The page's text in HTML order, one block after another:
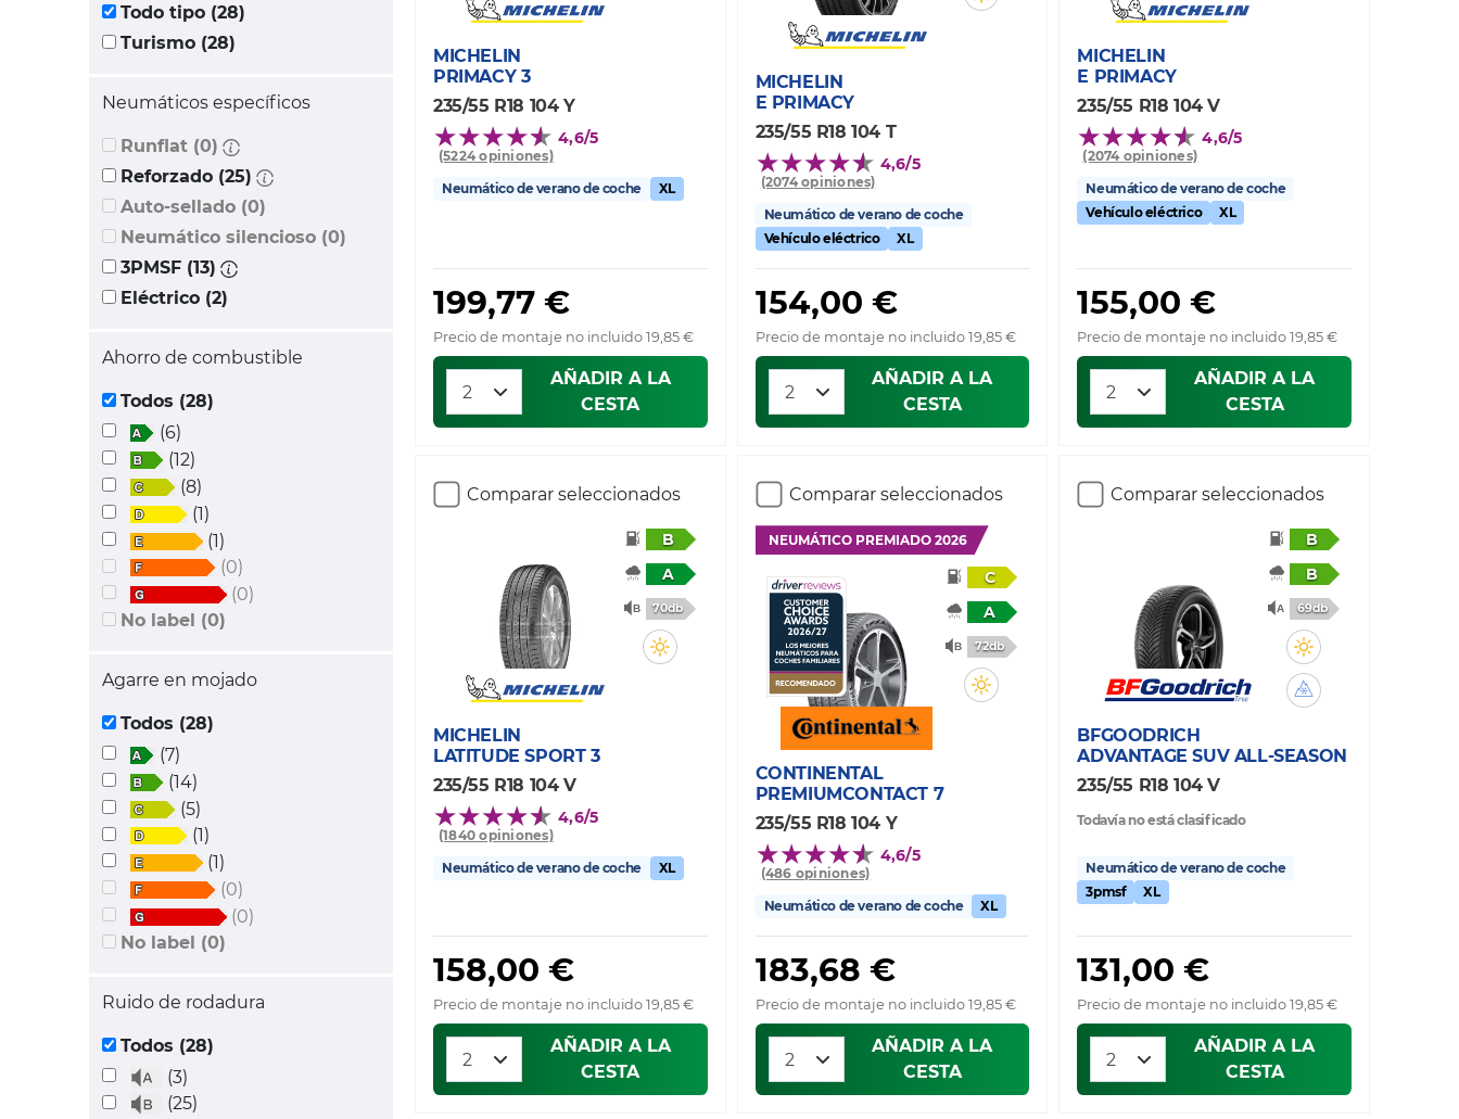
Todo tipo (28)
Turismo (28)
Neumáticos específicos
Runflat (0)
Reforzado (25)
Auto-sellado (0)
Neumático silencioso (0)
3PMSF (13)
Eléctrico (2)
Ahorro de combustible
Todos (28)
(6)
(12)
(8)
(1)
(1)
(0)
(0)
No label (0)
Agarre en mojado
Todos (28)
(7)
(14)
(5)
(1)
(1)
(0)
(0)
No label (0)
Ruido de rodadura
Todos (28)
(3)
(25)
MICHELIN
PRIMACY 3
235/55 R18 104 Y
4,6/5
(5224 opiniones)
Neumático de verano de coche
XL
199,77 €
Precio de montaje no incluido 19,85 €
AÑADIR A LA
CESTA
MICHELIN
E PRIMACY
235/55 R18 104 T
4,6/5
(2074 opiniones)
Neumático de verano de coche
Vehículo eléctrico
XL
154,00 €
Precio de montaje no incluido 19,85 €
AÑADIR A LA
CESTA
MICHELIN
E PRIMACY
235/55 R18 104 V
4,6/5
(2074 opiniones)
Neumático de verano de coche
Vehículo eléctrico
XL
155,00 €
Precio de montaje no incluido 19,85 €
AÑADIR A LA
CESTA
Comparar seleccionados
B
A
70db
MICHELIN
LATITUDE SPORT 3
235/55 R18 104 V
4,6/5
(1840 opiniones)
Neumático de verano de coche
XL
158,00 €
Precio de montaje no incluido 19,85 €
AÑADIR A LA
CESTA
Comparar seleccionados
NEUMÁTICO PREMIADO 2026
C
A
72db
CONTINENTAL
PREMIUMCONTACT 7
235/55 R18 104 Y
4,6/5
(486 opiniones)
Neumático de verano de coche
XL
183,68 €
Precio de montaje no incluido 19,85 €
AÑADIR A LA
CESTA
Comparar seleccionados
B
B
69db
BFGOODRICH
ADVANTAGE SUV ALL-SEASON
235/55 R18 104 V
Todavía no está clasificado
Neumático de verano de coche
3pmsf
XL
131,00 €
Precio de montaje no incluido 19,85 €
AÑADIR A LA
CESTA